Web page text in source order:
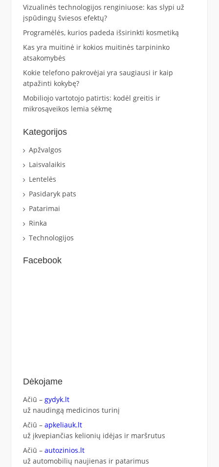
Vizualinės technologijos renginiuose: kas slypi už
įspūdingų šviesos efektų?
Programėlės, kurios padeda išsirinkti kosmetiką
Kas yra muitinė ir kokios muitinės tarpininko
atsakomybės
Kokie telefono pakrovėjai yra saugiausi ir kaip
atpažinti kokybę?
Mobiliojo vartotojo patirtis: kodėl greitis ir
mikrosąveikos lemia sėkmę
Kategorijos
Apžvalgos
Laisvalaikis
Lentelės
Pasidaryk pats
Patarimai
Rinka
Technologijos
Facebook
Dėkojame
Ačiū – gydyk.lt
už naudingą medicinos turinį
Ačiū – apkeliauk.lt
už įkvepiančias kelionių idėjas ir maršrutus
Ačiū – autozinios.lt
už automobilių naujienas ir patarimus